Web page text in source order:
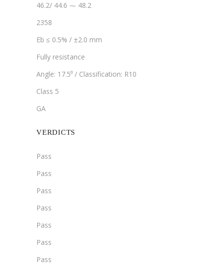
46.2/ 44.6 ⁓ 48.2
2358
Eb ≤ 0.5% / ±2.0 mm
Fully resistance
Angle: 17.5⁰ / Classification: R10
Class 5
GA
VERDICTS
Pass
Pass
Pass
Pass
Pass
Pass
Pass